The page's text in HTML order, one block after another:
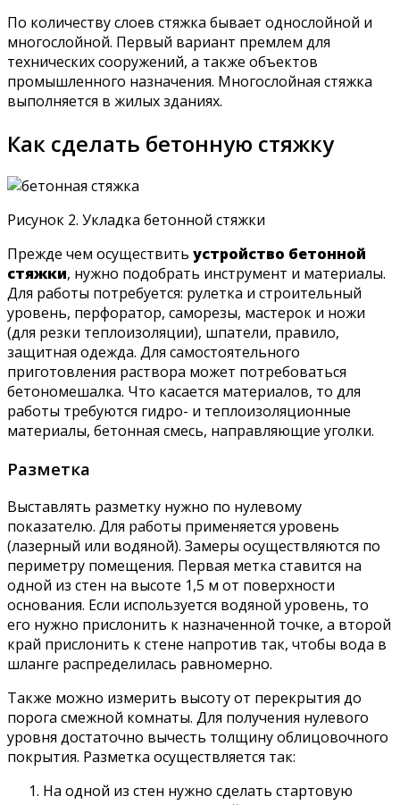
По количеству слоев стяжка бывает однослойной и
многослойной. Первый вариант премлем для
технических сооружений, а также объектов
промышленного назначения. Многослойная стяжка
выполняется в жилых зданиях.
Как сделать бетонную стяжку
Рисунок 2. Укладка бетонной стяжки
Прежде чем осуществить устройство бетонной
стяжки, нужно подобрать инструмент и материалы.
Для работы потребуется: рулетка и строительный
уровень, перфоратор, саморезы, мастерок и ножи
(для резки теплоизоляции), шпатели, правило,
защитная одежда. Для самостоятельного
приготовления раствора может потребоваться
бетономешалка. Что касается материалов, то для
работы требуются гидро- и теплоизоляционные
материалы, бетонная смесь, направляющие уголки.
Разметка
Выставлять разметку нужно по нулевому
показателю. Для работы применяется уровень
(лазерный или водяной). Замеры осуществляются по
периметру помещения. Первая метка ставится на
одной из стен на высоте 1,5 м от поверхности
основания. Если используется водяной уровень, то
его нужно прислонить к назначенной точке, а второй
край прислонить к стене напротив так, чтобы вода в
шланге распределилась равномерно.
Также можно измерить высоту от перекрытия до
порога смежной комнаты. Для получения нулевого
уровня достаточно вычесть толщину облицовочного
покрытия. Разметка осуществляется так:
На одной из стен нужно сделать стартовую